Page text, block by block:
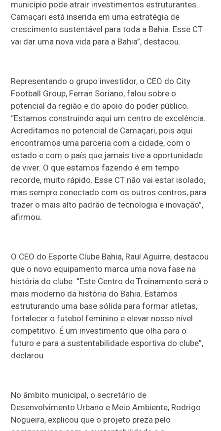
município pode atrair investimentos estruturantes.
Camaçari está inserida em uma estratégia de
crescimento sustentável para toda a Bahia. Esse CT
vai dar uma nova vida para a Bahia”, destacou.
Representando o grupo investidor, o CEO do City
Football Group, Ferran Soriano, falou sobre o
potencial da região e do apoio do poder público.
“Estamos construindo aqui um centro de excelência.
Acreditamos no potencial de Camaçari, pois aqui
encontramos uma parceria com a cidade, com o
estado e com o país que jamais tive a oportunidade
de viver. O que estamos fazendo é em tempo
recorde, muito rápido. Esse CT não vai estar isolado,
mas sempre conectado com os outros centros, para
trazer o mais alto padrão de tecnologia e inovação”,
afirmou.
O CEO do Esporte Clube Bahia, Raul Aguirre, destacou
que o novo equipamento marca uma nova fase na
história do clube. “Este Centro de Treinamento será o
mais moderno da história do Bahia. Estamos
estruturando uma base sólida para formar atletas,
fortalecer o futebol feminino e elevar nosso nível
competitivo. É um investimento que olha para o
futuro e para a sustentabilidade esportiva do clube”,
declarou.
No âmbito municipal, o secretário de
Desenvolvimento Urbano e Meio Ambiente, Rodrigo
Nogueira, explicou que o projeto preza pelo